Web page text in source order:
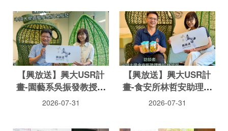
【興放送】興大USR計
畫-園藝系吳振發教授聊
園藝療育
2026-07-31
【興放送】興大USR計
畫-食安所林哲安助理教
授談苯駢芘之亂
2026-07-31